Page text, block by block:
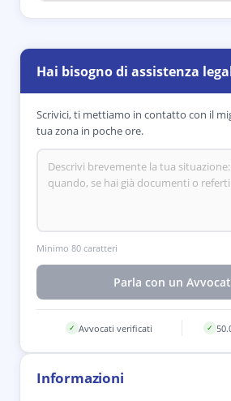
Hai bisogno di assistenza
Scrivici, ti mettiamo in contatto con il
tua zona in poche ore.
Minimo 80 caratteri
Parla con un
✓ Avvocati verificati ✓
Informazioni